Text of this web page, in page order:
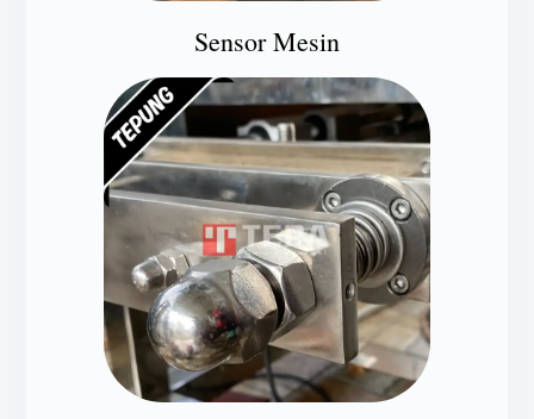
Sensor Mesin